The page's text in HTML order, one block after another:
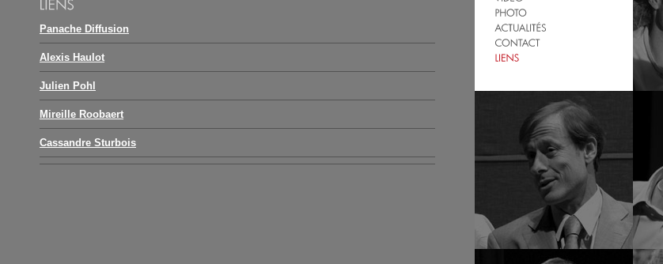
Panache Diffusion
Alexis Haulot
Julien Pohl
Mireille Roobaert
Cassandre Sturbois